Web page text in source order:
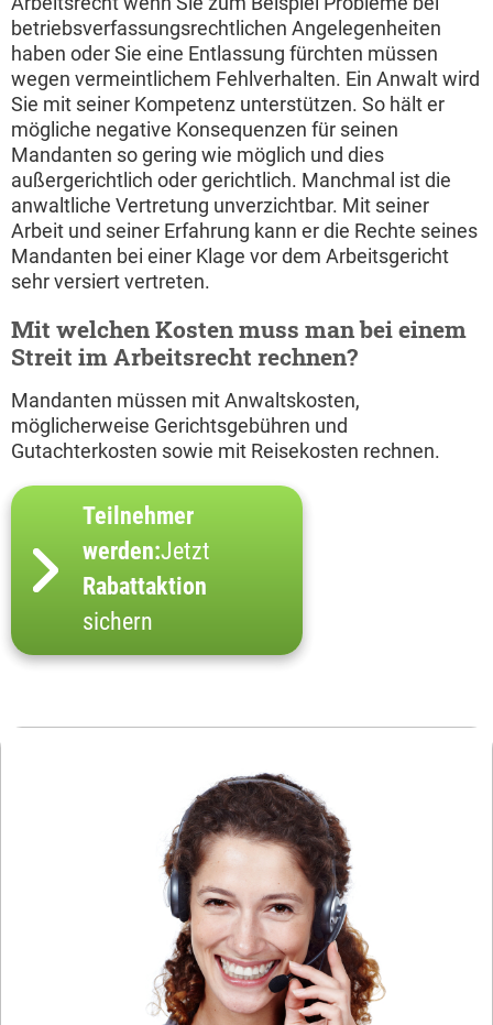
betriebsverfassungsrechtlichen Angelegenheiten
haben oder Sie eine Entlassung fürchten müssen
wegen vermeintlichem Fehlverhalten. Ein Anwalt wird
Sie mit seiner Kompetenz unterstützen. So hält er
mögliche negative Konsequenzen für seinen
Mandanten so gering wie möglich und dies
außergerichtlich oder gerichtlich. Manchmal ist die
anwaltliche Vertretung unverzichtbar. Mit seiner
Arbeit und seiner Erfahrung kann er die Rechte seines
Mandanten bei einer Klage vor dem Arbeitsgericht
sehr versiert vertreten.
Mit welchen Kosten muss man bei einem
Streit im Arbeitsrecht rechnen?
Mandanten müssen mit Anwaltskosten,
möglicherweise Gerichtsgebühren und
Gutachterkosten sowie mit Reisekosten rechnen.
Teilnehmer
werden:Jetzt
Rabattaktion
sichern